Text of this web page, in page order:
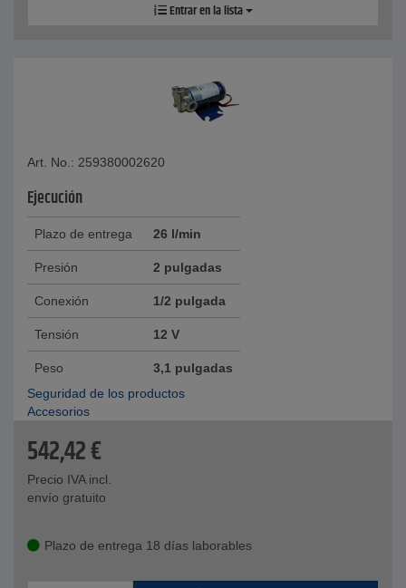
Entrar en la lista
Art. No.: 259380002620
Ejecución
Plazo de entrega 26 l/min
Presión 2 pulgadas
Conexión 1/2 pulgada
Tensión 12 V
Peso
3,1 pulgadas
Seguridad de los productos
Accesorios
542,42€
Precio IVA incl.
envío gratuito
Plazo de entrega 18 días laborables